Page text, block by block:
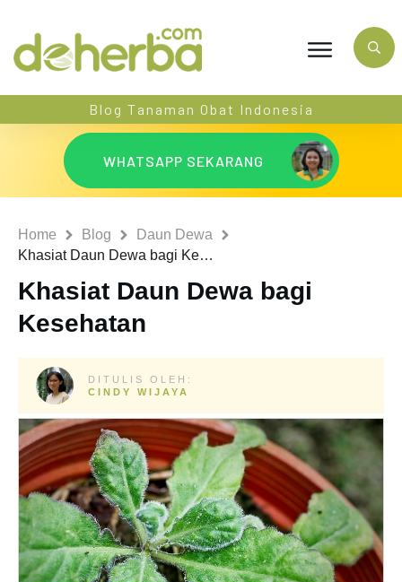
Blog Tanaman Obat Indonesia
WHATSAPP SEKARANG
Home Blog
Daun Dewa
Khasiat Daun Dewa bagi Kesehatan
Khasiat Daun Dewa bagi
Kesehatan
DITULIS OLEH:
CINDY WIJAYA